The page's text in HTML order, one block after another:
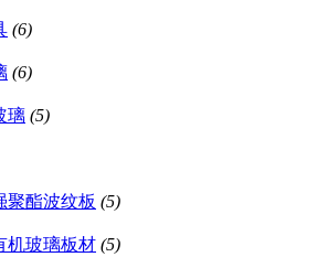
(6)
(6)
璃 (5)
聚酯波纹板 (5)
机玻璃板材 (5)